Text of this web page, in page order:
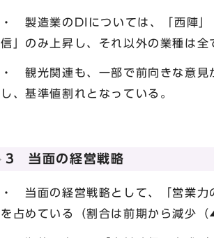
・ 製造業のDIについては、「西陣」
信」のみ上昇し、それ以外の業種は全
・ 観光関連も、一部で前向きな意
し、基準値割れとなっている。
3 当面の経営戦略
・ 当面の経営戦略として、「営業
を占めている（割合は前期から減少